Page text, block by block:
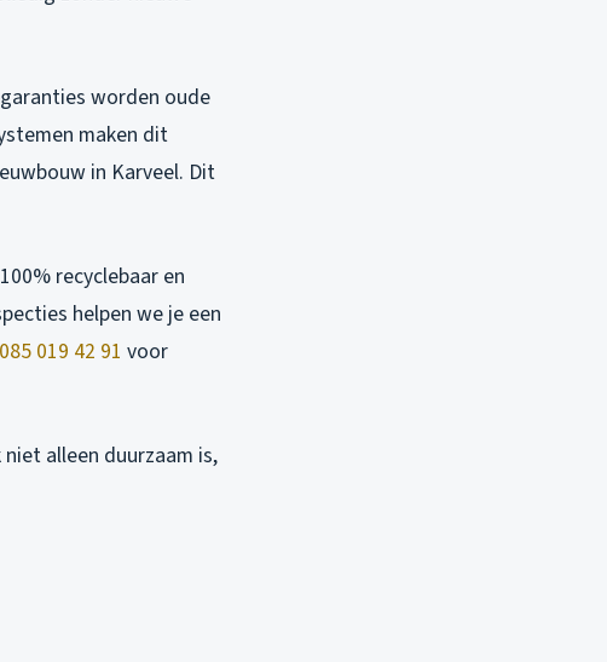
worden oude
maken dit
in Karveel. Dit
recyclebaar en
helpen we je een
085 019 42 91 voor
alleen duurzaam is,